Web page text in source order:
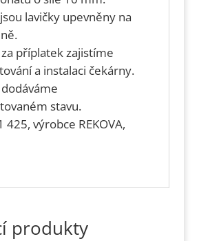
lavičky upevněny na
příplatek zajistíme
a instalaci čekárny.
stavu.
425, výrobce REKOVA,
produkty